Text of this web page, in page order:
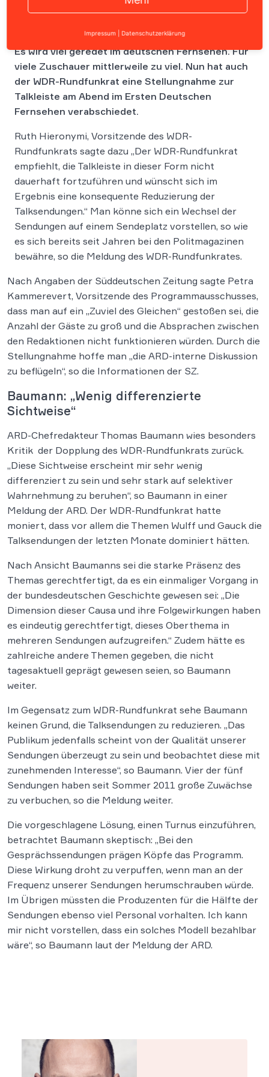
Es wird viel geredet im deutschen Fernsehen. Für
viele Zuschauer mittlerweile zu viel. Nun hat auch
der WDR-Rundfunkrat eine Stellungnahme zur
Talkleiste am Abend im Ersten Deutschen
Fernsehen verabschiedet.
Ruth Hieronymi, Vorsitzende des WDR-
Rundfunkrats sagte dazu „Der WDR-Rundfunkrat
empfiehlt, die Talkleiste in dieser Form nicht
dauerhaft fortzuführen und wünscht sich im
Ergebnis eine konsequente Reduzierung der
Talksendungen.“ Man könne sich ein Wechsel der
Sendungen auf einem Sendeplatz vorstellen, so wie
es sich bereits seit Jahren bei den Politmagazinen
bewähre, so die Meldung des WDR-Rundfunkrates.
Nach Angaben der Süddeutschen Zeitung sagte Petra
Kammerevert, Vorsitzende des Programmausschusses,
dass man auf ein „Zuviel des Gleichen“ gestoßen sei, die
Anzahl der Gäste zu groß und die Absprachen zwischen
den Redaktionen nicht funktionieren würden. Durch die
Stellungnahme hoffe man „die ARD-interne Diskussion
zu beflügeln“, so die Informationen der SZ.
Baumann: „Wenig differenzierte
Sichtweise“
ARD-Chefredakteur Thomas Baumann wies besonders
Kritik der Dopplung des WDR-Rundfunkrats zurück.
„Diese Sichtweise erscheint mir sehr wenig
differenziert zu sein und sehr stark auf selektiver
Wahrnehmung zu beruhen“, so Baumann in einer
Meldung der ARD. Der WDR-Rundfunkrat hatte
moniert, dass vor allem die Themen Wulff und Gauck die
Talksendungen der letzten Monate dominiert hätten.
Nach Ansicht Baumanns sei die starke Präsenz des
Themas gerechtfertigt, da es ein einmaliger Vorgang in
der bundesdeutschen Geschichte gewesen sei: „Die
Dimension dieser Causa und ihre Folgewirkungen haben
es eindeutig gerechtfertigt, dieses Oberthema in
mehreren Sendungen aufzugreifen.“ Zudem hätte es
zahlreiche andere Themen gegeben, die nicht
tagesaktuell geprägt gewesen seien, so Baumann
weiter.
Im Gegensatz zum WDR-Rundfunkrat sehe Baumann
keinen Grund, die Talksendungen zu reduzieren. „Das
Publikum jedenfalls scheint von der Qualität unserer
Sendungen überzeugt zu sein und beobachtet diese mit
zunehmenden Interesse“, so Baumann. Vier der fünf
Sendungen haben seit Sommer 2011 große Zuwächse
zu verbuchen, so die Meldung weiter.
Die vorgeschlagene Lösung, einen Turnus einzuführen,
betrachtet Baumann skeptisch: „Bei den
Gesprächssendungen prägen Köpfe das Programm.
Diese Wirkung droht zu verpuffen, wenn man an der
Frequenz unserer Sendungen herumschrauben würde.
Im Übrigen müssten die Produzenten für die Hälfte der
Sendungen ebenso viel Personal vorhalten. Ich kann
mir nicht vorstellen, dass ein solches Modell bezahlbar
wäre“, so Baumann laut der Meldung der ARD.
Impressum Datenschutzerklärung